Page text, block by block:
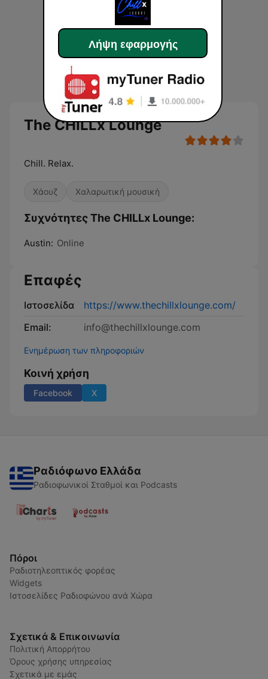
The CHILLx Lounge
Chill. Relax.
Χάουζ Χαλαρωτική μουσική
Συχνότητες The CHILLx Lounge:
Austin: Online
Επαφές
Ιστοσελίδα
https://www.thechillxlounge.com/
Email:
info@thechillxlounge.com
Ενημέρωση των πληροφοριών
Κοινή χρήση
Facebook X
Ραδιόφωνο Ελλάδα
Ραδιοφωνικοί Σταθμοί και Podcasts
Πόροι
Ραδιοτηλεοπτικός φορέας
Widgets
Ιστοσελίδες Ραδιοφώνου ανά Χώρα
Σχετικά & Επικοινωνία
Πολιτική Απορρήτου
Όρους χρήσης υπηρεσίας
Σχετικά με εμάς
Λήψη εφαρμογής